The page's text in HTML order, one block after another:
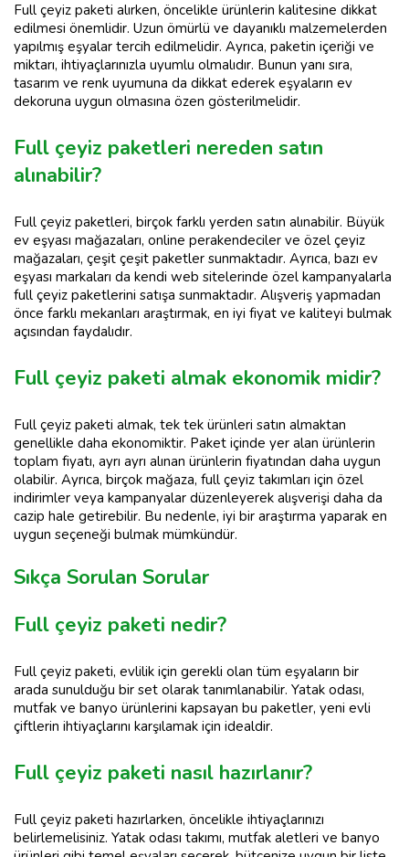
Full çeyiz paketi alırken, öncelikle ürünlerin kalitesine dikkat
edilmesi önemlidir. Uzun ömürlü ve dayanıklı malzemelerden
yapılmış eşyalar tercih edilmelidir. Ayrıca, paketin içeriği ve
miktarı, ihtiyaçlarınızla uyumlu olmalıdır. Bunun yanı sıra,
tasarım ve renk uyumuna da dikkat ederek eşyaların ev
dekoruna uygun olmasına özen gösterilmelidir.
Full çeyiz paketleri nereden satın
alınabilir?
Full çeyiz paketleri, birçok farklı yerden satın alınabilir. Büyük
ev eşyası mağazaları, online perakendeciler ve özel çeyiz
mağazaları, çeşit çeşit paketler sunmaktadır. Ayrıca, bazı ev
eşyası markaları da kendi web sitelerinde özel kampanyalarla
full çeyiz paketlerini satışa sunmaktadır. Alışveriş yapmadan
önce farklı mekanları araştırmak, en iyi fiyat ve kaliteyi bulmak
açısından faydalıdır.
Full çeyiz paketi almak ekonomik midir?
Full çeyiz paketi almak, tek tek ürünleri satın almaktan
genellikle daha ekonomiktir. Paket içinde yer alan ürünlerin
toplam fiyatı, ayrı ayrı alınan ürünlerin fiyatından daha uygun
olabilir. Ayrıca, birçok mağaza, full çeyiz takımları için özel
indirimler veya kampanyalar düzenleyerek alışverişi daha da
cazip hale getirebilir. Bu nedenle, iyi bir araştırma yaparak en
uygun seçeneği bulmak mümkündür.
Sıkça Sorulan Sorular
Full çeyiz paketi nedir?
Full çeyiz paketi, evlilik için gerekli olan tüm eşyaların bir
arada sunulduğu bir set olarak tanımlanabilir. Yatak odası,
mutfak ve banyo ürünlerini kapsayan bu paketler, yeni evli
çiftlerin ihtiyaçlarını karşılamak için idealdir.
Full çeyiz paketi nasıl hazırlanır?
Full çeyiz paketi hazırlarken, öncelikle ihtiyaçlarınızı
belirlemelisiniz. Yatak odası takımı, mutfak aletleri ve banyo